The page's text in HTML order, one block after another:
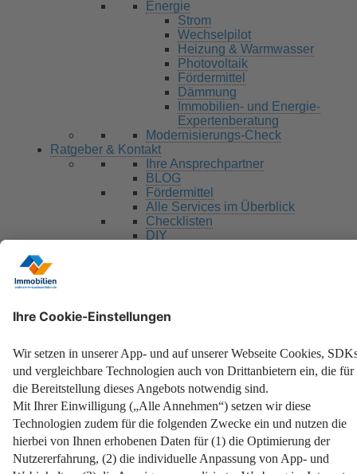
Energie
Strom
Wechselpilot
Heizung & Warmwasser
Photovoltaik
Fördermittel
Dämmung
Immobilien- und Energie-
Expertenberatung
Modernisierungs-Check
Ratgeber & Kontakt
Ihre Ansprechpartner
BLOG
Fördermittel
Alle Services im Überblick
Checklisten
DIY
Search Button
Schlagwort Lebensmittelmotten
loswerden